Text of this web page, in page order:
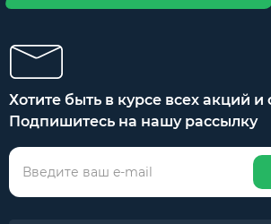
Хотите быть в курсе всех акций и
Подпишитесь на нашу рассылку